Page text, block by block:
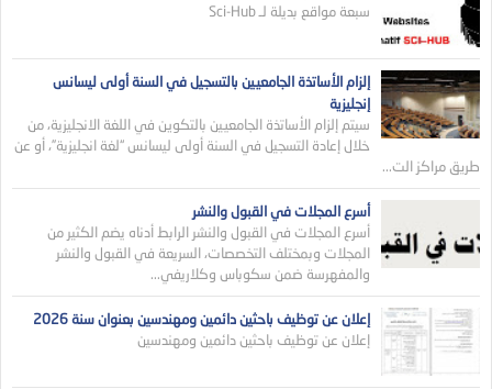
سبعة مواقع بديلة لـ Sci-Hub
إلزام الأساتذة الجامعيين بالتسجيل في السنة أولى ليسانس
إنجليزية
سيتم إلزام الأساتذة الجامعيين بالتكوين في اللغة الانجليزية، من
خلال إعادة التسجيل في السنة أولى ليسانس “لغة انجليزية”، أو عن
طريق مراكز الت...
أسرع المجلات في القبول والنشر
أسرع المجلات في القبول والنشر الرابط أدناه يضم الكثير من
المجلات وبمختلف التخصصات، السريعة في القبول والنشر
والمفهرسة ضمن سكوباس وكلاريفي...
إعلان عن توظيف باحثين دائمين ومهندسين بعنوان سنة 2026
إعلان عن توظيف باحثين دائمين ومهندسين